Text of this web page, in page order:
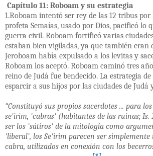
Capítulo 11: Roboam y su estrategia
1.Roboam intentó ser rey de las 12 tribus
profeta Semaías, usado por Dios, pacificó lo
guerra civil. Roboam fortificó varias
estaban bien vigiladas, ya que también eran
Jeroboam había expulsado a los levitas y
Roboam los aceptó. Roboam caminó tres
reino de Judá fue bendecido. La estrategia
esparcir a sus hijos por las ciudades de Judá
“Constituyó sus propios sacerdotes ... para
se'irim, 'cabras' (habitantes de las ruinas; Is.
ser los 'sátiros' de la mitología como
'liberal', los Se'irim parecen ser
cabra, utilizados en conexión con los